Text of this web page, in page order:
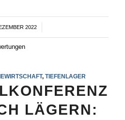
2022
/
,TIEFENLAGER
LÄGERN: